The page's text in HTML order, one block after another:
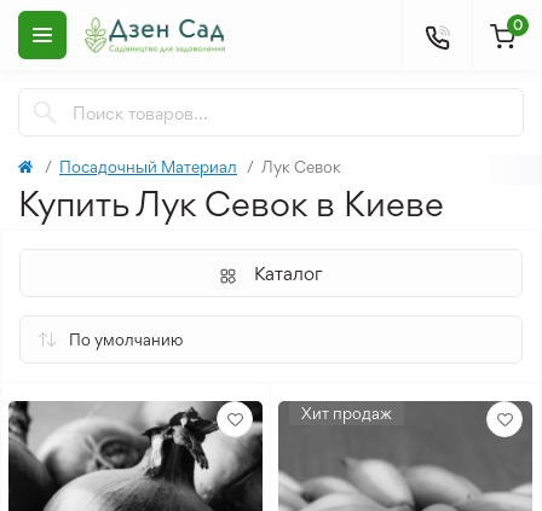
0
Посадочный Материал Лук Севок
Купить Лук Севок в Киеве
Каталог
Хит продаж